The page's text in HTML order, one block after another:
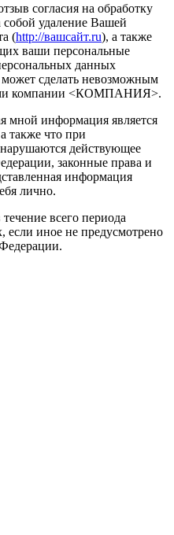
согласия на обработку
собой удаление Вашей
(http://вашсайт.ru), а также
ваши персональные
данных
сделать невозможным
компании <КОМПАНИЯ>.
мной информация является
также что при
действующее
законные права и
информация
лично.
всего периода
если иное не предусмотрено